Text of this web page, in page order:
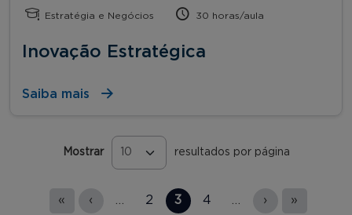
Estratégia e Negócios 30 horas/aula
Inovação Estratégica
Saiba mais
Mostrar resultados por página
« ‹ 2 3 4 › »